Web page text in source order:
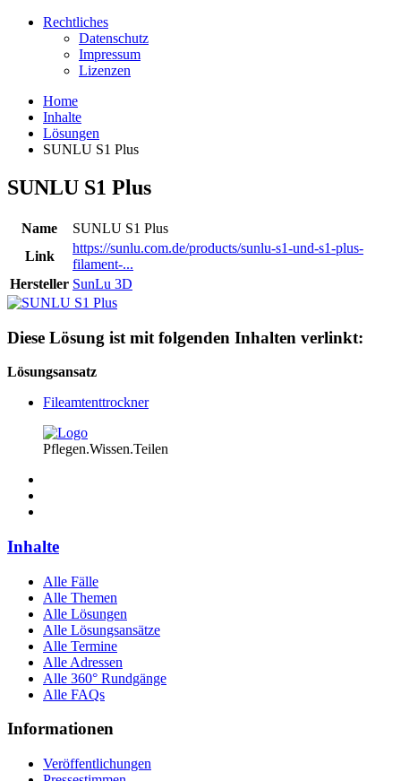
Rechtliches
Datenschutz
Impressum
Lizenzen
Home
Inhalte
Lösungen
SUNLU S1 Plus
SUNLU S1 Plus
Name
SUNLU S1 Plus
Link
https://sunlu.com.de/products/sunlu-s1-und-s1-plus-
filament-...
Hersteller SunLu 3D
Diese Lösung ist mit folgenden Inhalten verlinkt:
Lösungsansatz
Fileamtenttrockner
Pflegen.Wissen.Teilen
Inhalte
Alle Fälle
Alle Themen
Alle Lösungen
Alle Lösungsansätze
Alle Termine
Alle Adressen
Alle 360° Rundgänge
Alle FAQs
Informationen
Veröffentlichungen